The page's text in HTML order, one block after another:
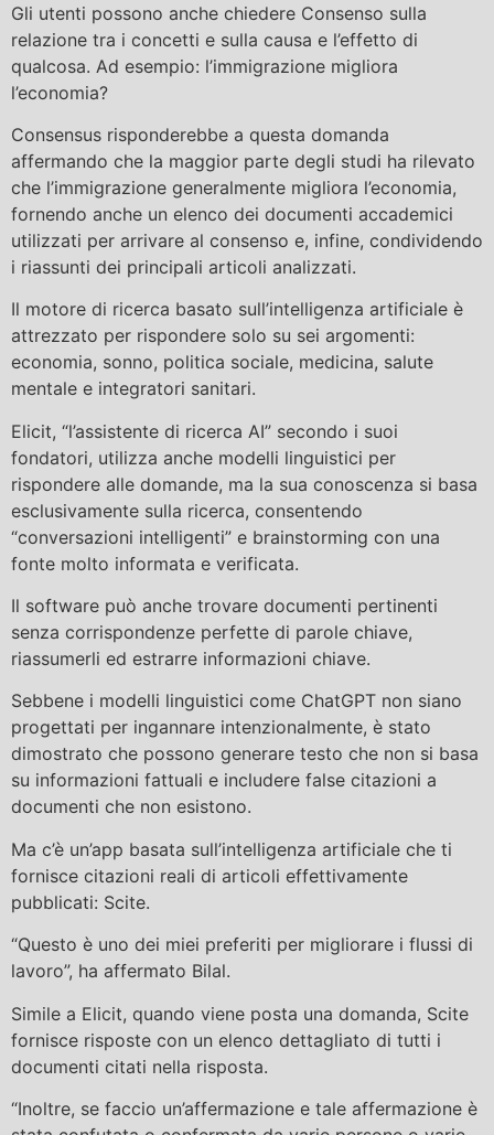
Gli utenti possono anche chiedere Consenso sulla
relazione tra i concetti e sulla causa e l’effetto di
qualcosa. Ad esempio: l’immigrazione migliora
l’economia?
Consensus risponderebbe a questa domanda
affermando che la maggior parte degli studi ha rilevato
che l’immigrazione generalmente migliora l’economia,
fornendo anche un elenco dei documenti accademici
utilizzati per arrivare al consenso e, infine, condividendo
i riassunti dei principali articoli analizzati.
Il motore di ricerca basato sull’intelligenza artificiale è
attrezzato per rispondere solo su sei argomenti:
economia, sonno, politica sociale, medicina, salute
mentale e integratori sanitari.
Elicit, “l’assistente di ricerca AI” secondo i suoi
fondatori, utilizza anche modelli linguistici per
rispondere alle domande, ma la sua conoscenza si basa
esclusivamente sulla ricerca, consentendo
“conversazioni intelligenti” e brainstorming con una
fonte molto informata e verificata.
Il software può anche trovare documenti pertinenti
senza corrispondenze perfette di parole chiave,
riassumerli ed estrarre informazioni chiave.
Sebbene i modelli linguistici come ChatGPT non siano
progettati per ingannare intenzionalmente, è stato
dimostrato che possono generare testo che non si basa
su informazioni fattuali e includere false citazioni a
documenti che non esistono.
Ma c’è un’app basata sull’intelligenza artificiale che ti
fornisce citazioni reali di articoli effettivamente
pubblicati: Scite.
“Questo è uno dei miei preferiti per migliorare i flussi di
lavoro”, ha affermato Bilal.
Simile a Elicit, quando viene posta una domanda, Scite
fornisce risposte con un elenco dettagliato di tutti i
documenti citati nella risposta.
“Inoltre, se faccio un’affermazione e tale affermazione è